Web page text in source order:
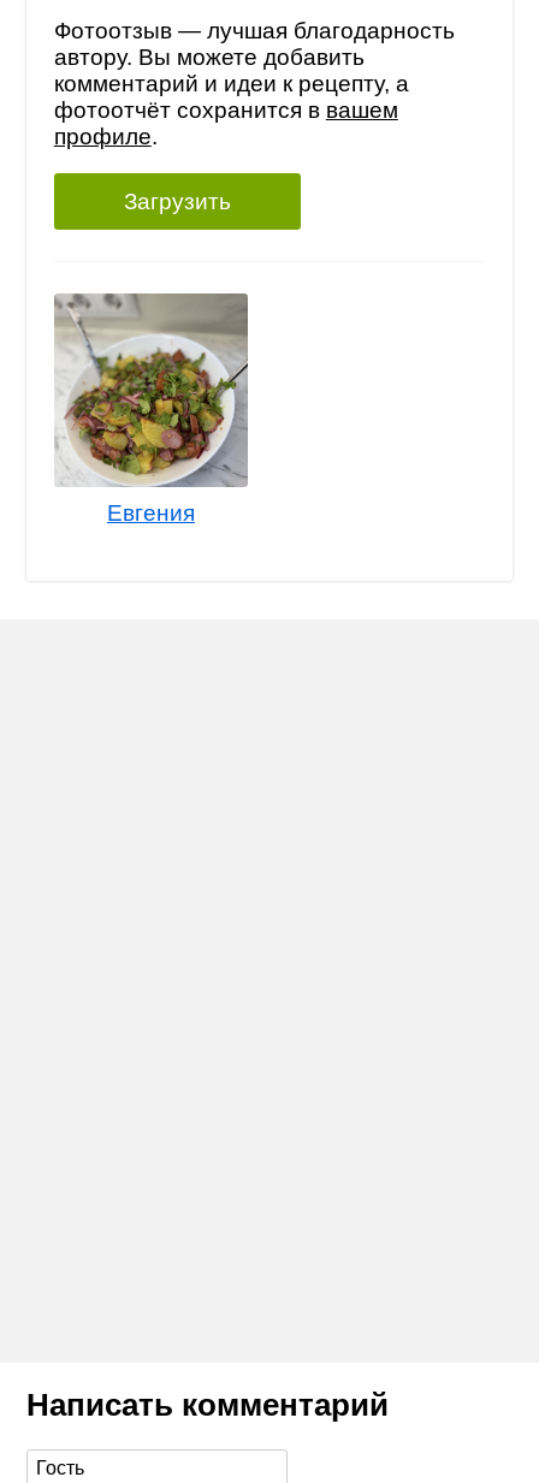
Фотоотзыв — лучшая благодарность
автору. Вы можете добавить
комментарий и идеи к рецепту, а
фотоотчёт сохранится в вашем
профиле.
Загрузить
Евгения
Написать комментарий